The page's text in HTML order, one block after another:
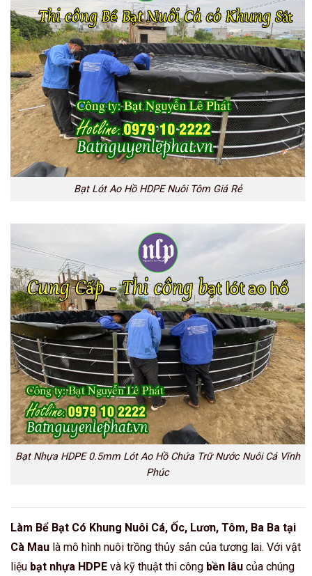
Bạt Lót Ao Hồ HDPE Nuôi Tôm Giá Rẻ
Bạt Nhựa HDPE 0.5mm Lót Ao Hồ Chứa Trữ Nước Nuôi Cá Vĩnh
Phúc
Làm Bể Bạt Có Khung Nuôi Cá, Ốc, Lươn, Tôm, Ba Ba tại
Cà Mau là mô hình nuôi trồng thủy sản của tương lai. Với vật
liệu bạt nhựa HDPE và kỹ thuật thi công bền lâu của chúng